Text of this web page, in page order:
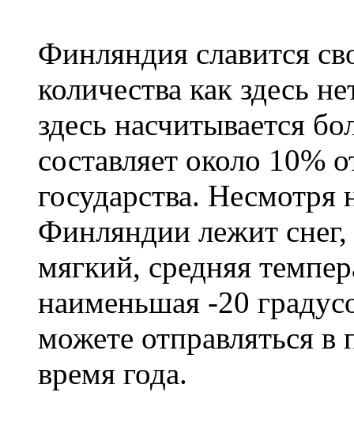
Финляндия славится
количества как здесь
здесь насчитывается
составляет около 10%
государства. Несмотря
Финляндии лежит
мягкий, средняя
наименьшая -20
можете отправляться
время года.